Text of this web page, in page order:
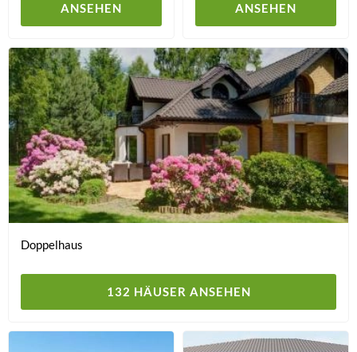
ANSEHEN
ANSEHEN
Doppelhaus
132 HÄUSER ANSEHEN